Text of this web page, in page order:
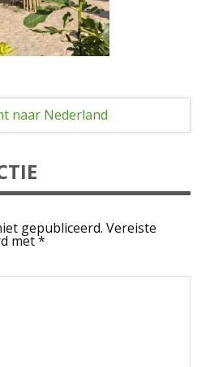
naar Nederland
gepubliceerd. Vereiste
met*